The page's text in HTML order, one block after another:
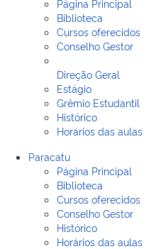
Página Principal
Biblioteca
Cursos oferecidos
Conselho Gestor
Direção Geral
Estágio
Grêmio Estudantil
Histórico
Horários das aulas
Paracatu
Página Principal
Biblioteca
Cursos oferecidos
Conselho Gestor
Histórico
Horários das aulas